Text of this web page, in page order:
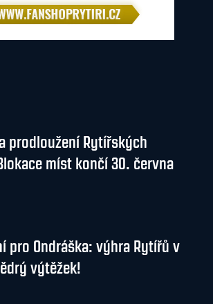
prodloužení Rytířských
míst končí 30. června
pro Ondráška: výhra Rytířů v
výtěžek!